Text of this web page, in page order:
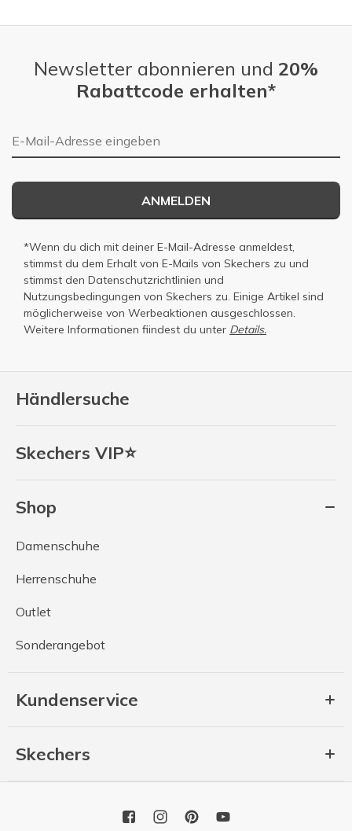
Händlersuche
Skechers VIP⭐
Shop
Damenschuhe
Herrenschuhe
Outlet
Sonderangebot
Kundenservice
Skechers
Newsletter abonnieren und 20%
Rabattcode erhalten*
E-Mail-Adresse
ANMELDEN
*Wenn du dich mit deiner E-Mail-Adresse anmeldest,
stimmst du dem Erhalt von E-Mails von Skechers zu und
stimmst den Datenschutzrichtlinien und
Nutzungsbedingungen von Skechers zu. Einige Artikel sind
möglicherweise von Werbeaktionen ausgeschlossen.
Weitere Informationen fiindest du unter Details.